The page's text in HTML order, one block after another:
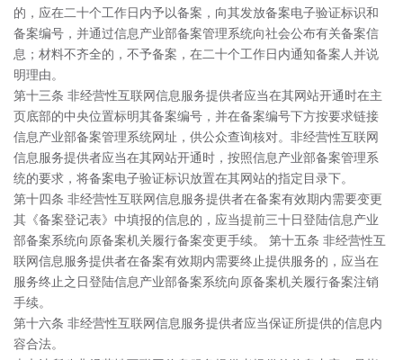
的，应在二十个工作日内予以备案，向其发放备案电子验证标识和
备案编号，并通过信息产业部备案管理系统向社会公布有关备案信
息；材料不齐全的，不予备案，在二十个工作日内通知备案人并说
明理由。
第十三条 非经营性互联网信息服务提供者应当在其网站开通时在主
页底部的中央位置标明其备案编号，并在备案编号下方按要求链接
信息产业部备案管理系统网址，供公众查询核对。非经营性互联网
信息服务提供者应当在其网站开通时，按照信息产业部备案管理系
统的要求，将备案电子验证标识放置在其网站的指定目录下。
第十四条 非经营性互联网信息服务提供者在备案有效期内需要变更
其《备案登记表》中填报的信息的，应当提前三十日登陆信息产业
部备案系统向原备案机关履行备案变更手续。 第十五条 非经营性互
联网信息服务提供者在备案有效期内需要终止提供服务的，应当在
服务终止之日登陆信息产业部备案系统向原备案机关履行备案注销
手续。
第十六条 非经营性互联网信息服务提供者应当保证所提供的信息内
容合法。